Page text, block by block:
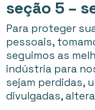
seção 5 –
Para proteger
pessoais,
seguimos as
indústria para
sejam perdidas,
divulgadas,